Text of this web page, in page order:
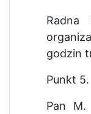
Radna
godzin
Punkt 5.
Pan M.